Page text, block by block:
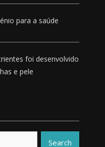
para a saúde
foi desenvolvido
e pele